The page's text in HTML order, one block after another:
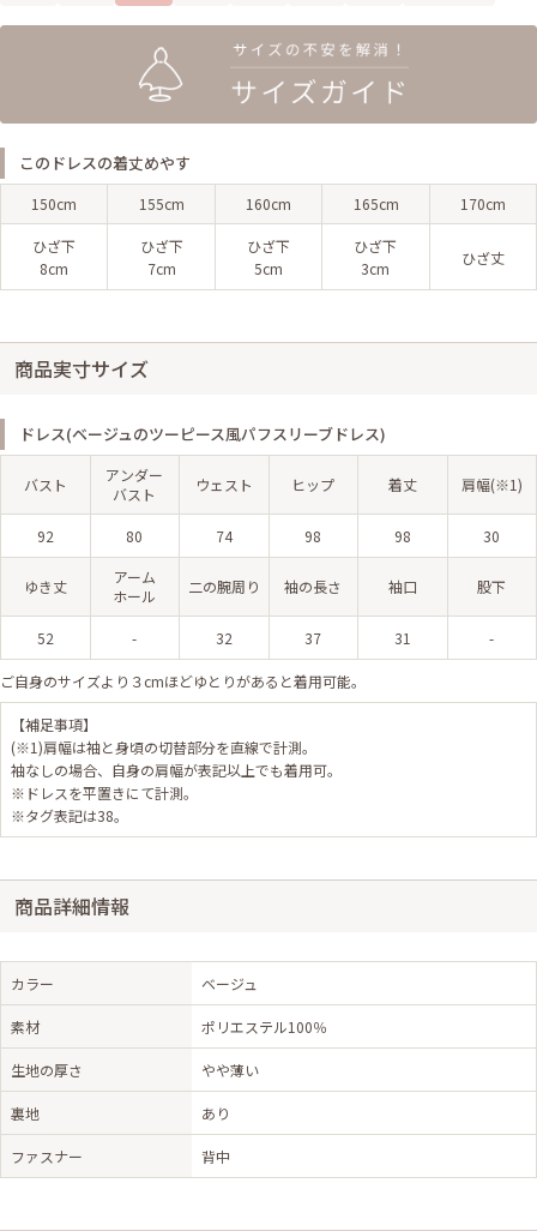
このドレスの着丈めやす
150cm 155cm 160cm 165cm 170cm
ひざ下
8cm
ひざ下
7cm
ひざ下
5cm
ひざ下
3cm
ひざ丈
商品実寸サイズ
ドレス(ベージュのツーピース風パフスリーブドレス)
バスト
アンダー
バスト
ウェスト ヒップ 着丈 肩幅(※1)
92 80 74 98 98 30
ゆき丈
アーム
ホール
二の腕周り 袖の長さ 袖口 股下
52 - 32 37 31 -
ご自身のサイズより３cmほどゆとりがあると着用可能。
【補足事項】
(※1)肩幅は袖と身頃の切替部分を直線で計測。
袖なしの場合、自身の肩幅が表記以上でも着用可。
※ドレスを平置きにて計測。
※タグ表記は38。
商品詳細情報
カラー ベージュ
素材 ポリエステル100％
生地の厚さ やや薄い
裏地 あり
ファスナー 背中